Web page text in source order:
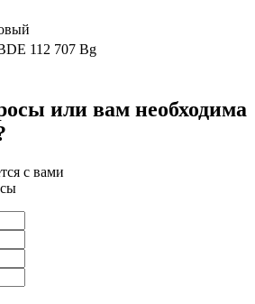
112 707 Bg
или вам необходима
с вами